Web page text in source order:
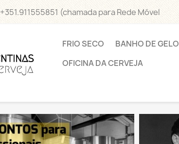
+351.911555851 (chamada para Rede Móvel
FRIO SECO BANHO DE GELO
OFICINA DA CERVEJA